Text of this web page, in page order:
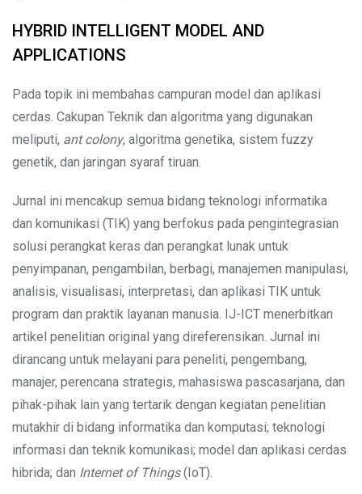
HYBRID INTELLIGENT MODEL AND
APPLICATIONS
Pada topik ini membahas campuran model dan aplikasi
cerdas. Cakupan Teknik dan algoritma yang digunakan
meliputi, ant colony, algoritma genetika, sistem fuzzy
genetik, dan jaringan syaraf tiruan.
Jurnal ini mencakup semua bidang teknologi informatika
dan komunikasi (TIK) yang berfokus pada pengintegrasian
solusi perangkat keras dan perangkat lunak untuk
penyimpanan, pengambilan, berbagi, manajemen manipulasi,
analisis, visualisasi, interpretasi, dan aplikasi TIK untuk
program dan praktik layanan manusia. IJ-ICT menerbitkan
artikel penelitian original yang direferensikan. Jurnal ini
dirancang untuk melayani para peneliti, pengembang,
manajer, perencana strategis, mahasiswa pascasarjana, dan
pihak-pihak lain yang tertarik dengan kegiatan penelitian
mutakhir di bidang informatika dan komputasi; teknologi
informasi dan teknik komunikasi; model dan aplikasi cerdas
hibrida; dan Internet of Things(IoT).